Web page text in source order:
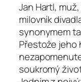
Jan Hartl,
milovník
synonymem
Přestože jeho
soukromý